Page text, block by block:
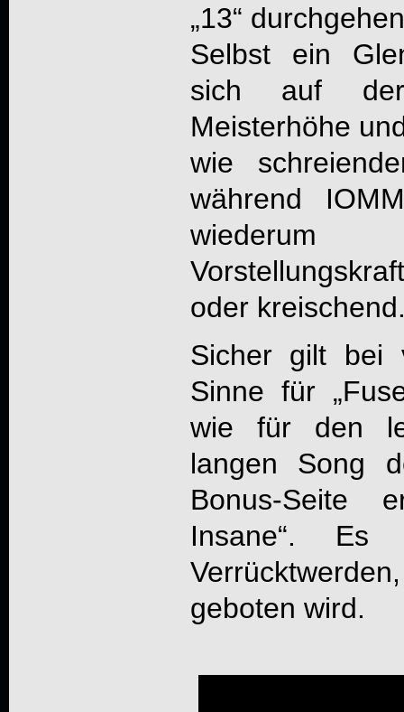
„13“
Selbst ein
sich auf der
Meisterhöhe
wie
während
wiederum
oder
Sicher gilt bei
Sinne für
wie für den
langen Song
Bonus-Seite
Insane“. Es
geboten wird.